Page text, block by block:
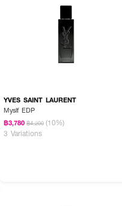
YVES SAINT LAURENT
Myslf EDP
฿3,780 ฿4,200 (10%)
3 Variations